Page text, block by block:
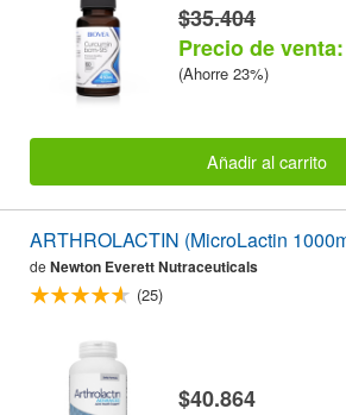
$35.404
Precio de
(Ahorre 23%)
Añadir al carrito
ARTHROLACTIN (MicroLactin
de Newton Everett Nutraceuticals
(25)
$40.864